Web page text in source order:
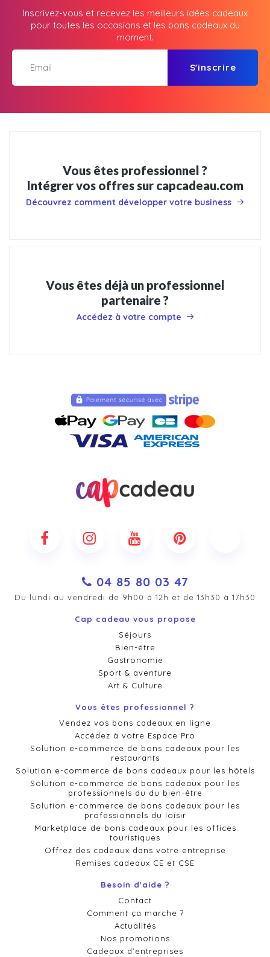
Inscrivez-vous et recevez les meilleurs idées cadeaux
pour toutes les occasions et les bons cadeaux du
moment.
S'inscrire
Vous êtes professionnel ?
Intégrer vos offres sur capcadeau.com
Découvrez comment développer votre business
Vous êtes déjà un professionnel
partenaire ?
Accédez à votre compte
04 85 80 03 47
Du lundi au vendredi de 9h00 à 12h et de 13h30 à 17h30
Cap cadeau vous propose
Séjours
Bien-être
Gastronomie
Sport & aventure
Art & Culture
Vous êtes professionnel ?
Vendez vos bons cadeaux en ligne
Accédez à votre Espace Pro
Solution e-commerce de bons cadeaux pour les
restaurants
Solution e-commerce de bons cadeaux pour les hôtels
Solution e-commerce de bons cadeaux pour les
professionnels du du bien-être
Solution e-commerce de bons cadeaux pour les
professionnels du loisir
Marketplace de bons cadeaux pour les offices
touristiques
Offrez des cadeaux dans votre entreprise
Remises cadeaux CE et CSE
Besoin d'aide ?
Contact
Comment ça marche ?
Actualités
Nos promotions
Cadeaux d'entreprises